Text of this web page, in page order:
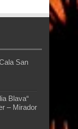
San
Blava“
– Mirador